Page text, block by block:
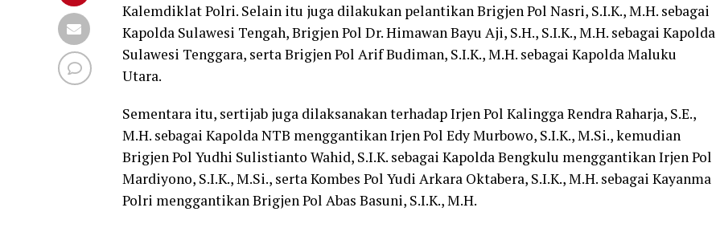
Kalemdiklat Polri. Selain itu juga dilakukan pelantikan Brigjen Pol Nasri, S.I.K., M.H. sebagai
Kapolda Sulawesi Tengah, Brigjen Pol Dr. Himawan Bayu Aji, S.H., S.I.K., M.H. sebagai Kapolda
Sulawesi Tenggara, serta Brigjen Pol Arif Budiman, S.I.K., M.H. sebagai Kapolda Maluku
Utara.
Sementara itu, sertijab juga dilaksanakan terhadap Irjen Pol Kalingga Rendra Raharja, S.E.,
M.H. sebagai Kapolda NTB menggantikan Irjen Pol Edy Murbowo, S.I.K., M.Si., kemudian
Brigjen Pol Yudhi Sulistianto Wahid, S.I.K. sebagai Kapolda Bengkulu menggantikan Irjen Pol
Mardiyono, S.I.K., M.Si., serta Kombes Pol Yudi Arkara Oktabera, S.I.K., M.H. sebagai Kayanma
Polri menggantikan Brigjen Pol Abas Basuni, S.I.K., M.H.